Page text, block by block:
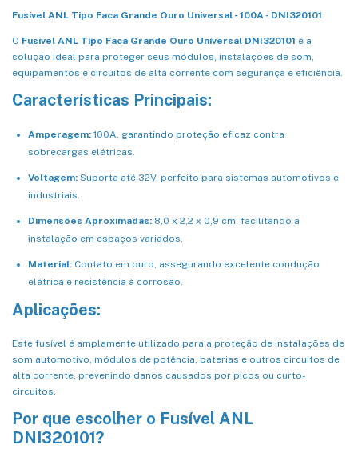
Fusível ANL Tipo Faca Grande Ouro Universal - 100A - DNI320101
O Fusível ANL Tipo Faca Grande Ouro Universal DNI320101 é a
solução ideal para proteger seus módulos, instalações de som,
equipamentos e circuitos de alta corrente com segurança e eficiência.
Características Principais:
Amperagem: 100A, garantindo proteção eficaz contra
sobrecargas elétricas.
Voltagem: Suporta até 32V, perfeito para sistemas automotivos e
industriais.
Dimensões Aproximadas: 8,0 x 2,2 x 0,9 cm, facilitando a
instalação em espaços variados.
Material: Contato em ouro, assegurando excelente condução
elétrica e resistência à corrosão.
Aplicações:
Este fusível é amplamente utilizado para a proteção de instalações de
som automotivo, módulos de potência, baterias e outros circuitos de
alta corrente, prevenindo danos causados por picos ou curto-
circuitos.
Por que escolher o Fusível ANL
DNI320101?